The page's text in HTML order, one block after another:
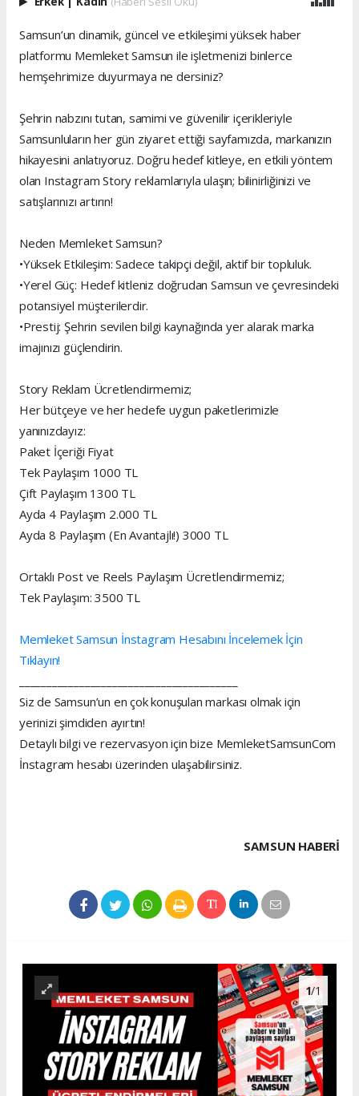
Samsun’un dinamik, güncel ve etkileşimi yüksek haber
platformu Memleket Samsun ile işletmenizi binlerce
hemşehrimize duyurmaya ne dersiniz?
Şehrin nabzını tutan, samimi ve güvenilir içerikleriyle
Samsunluların her gün ziyaret ettiği sayfamızda, markanızın
hikayesini anlatıyoruz. Doğru hedef kitleye, en etkili yöntem
olan Instagram Story reklamlarıyla ulaşın; bilinirliğinizi ve
satışlarınızı artırın!
Neden Memleket Samsun?
•Yüksek Etkileşim: Sadece takipçi değil, aktif bir topluluk.
•Yerel Güç: Hedef kitleniz doğrudan Samsun ve çevresindeki
potansiyel müşterilerdir.
•Prestij: Şehrin sevilen bilgi kaynağında yer alarak marka
imajınızı güçlendirin.
Story Reklam Ücretlendirmemiz;
Her bütçeye ve her hedefe uygun paketlerimizle
yanınızdayız:
Paket İçeriği Fiyat
Tek Paylaşım 1000 TL
Çift Paylaşım 1300 TL
Ayda 4 Paylaşım 2.000 TL
Ayda 8 Paylaşım (En Avantajlı!) 3000 TL
Ortaklı Post ve Reels Paylaşım Ücretlendirmemiz;
Tek Paylaşım: 3500 TL
Memleket Samsun İnstagram Hesabını İncelemek İçin
Tıklayın!
Siz de Samsun’un en çok konuşulan markası olmak için
yerinizi şimdiden ayırtın!
Detaylı bilgi ve rezervasyon için bize MemleketSamsunCom
İnstagram hesabı üzerinden ulaşabilirsiniz.
SAMSUN HABERİ
1/1